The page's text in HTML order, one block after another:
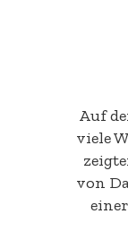
Auf
viele
von